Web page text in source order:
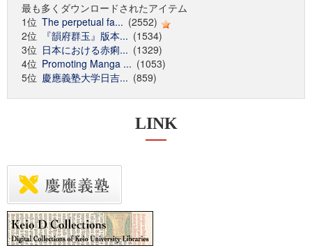
最も多くダウンロードされたアイテム
1位 The perpetual fa... (2552)
2位
『韻府群玉』版本... (1534)
3位 日本における赤痢... (1329)
4位 Promoting Manga ... (1053)
5位 慶應義塾大学日吉... (859)
LINK